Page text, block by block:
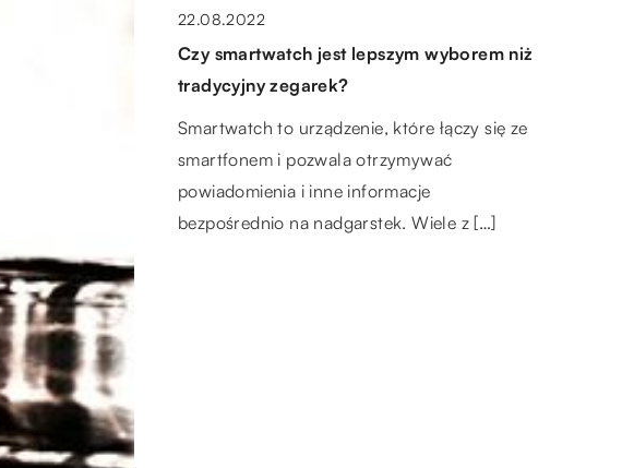
08.09.2022
Osocze bogatopłytkowe – Jak może Ci
Osocze bogatopłytkowe (PRP) to rodzaj
leczenia, który wykorzystuje płytki krwi do
wspomagania leczenia urazów i schorzeń.
włosy na dobre. Laser celuje w pigment w
łodydze włosa […]
22.08.2022
Czy smartwatch jest lepszym wyborem niż
tradycyjny zegarek?
Smartwatch to urządzenie, które łączy się ze
smartfonem i pozwala otrzymywać
powiadomienia i inne informacje
bezpośrednio na nadgarstek. Wiele z […]